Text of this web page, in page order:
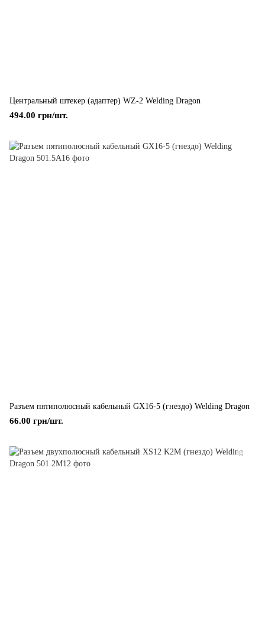
Центральный штекер (адаптер) WZ-2 Welding Dragon
494.00 грн/шт.
Разъем пятиполюсный кабельный GX16-5 (гнездо) Welding Dragon
66.00 грн/шт.